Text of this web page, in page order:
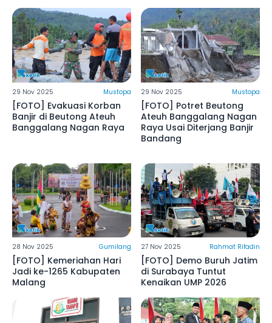
29 Nov 2025 Mustopa
[FOTO] Evakuasi Korban
Banjir di Beutong Ateuh
Banggalang Nagan Raya
29 Nov 2025 Mustopa
[FOTO] Potret Beutong
Ateuh Banggalang Nagan
Raya Usai Diterjang Banjir
Bandang
28 Nov 2025 Gumilang
[FOTO] Kemeriahan Hari
Jadi ke-1265 Kabupaten
Malang
27 Nov 2025 Rahmat Rifadin
[FOTO] Demo Buruh Jatim
di Surabaya Tuntut
Kenaikan UMP 2026